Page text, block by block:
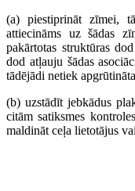
(a) piestiprināt zīmei,
attiecināms uz šādas
pakārtotas struktūras
dod atļauju šādas
tādējādi netiek
(b) uzstādīt jebkādus
citām satiksmes
maldināt ceļa lietotājus